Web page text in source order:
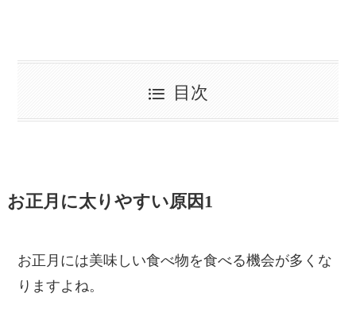
目次
お正月に太りやすい原因1
お正月には美味しい食べ物を食べる機会が多くな
りますよね。